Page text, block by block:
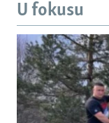
U fokusu